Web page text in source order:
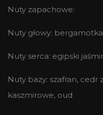
Nuty zapachowe:
Nuty głowy:
Nuty serca: egipski
Nuty bazy: szafran, cedr
kaszmirowe, oud